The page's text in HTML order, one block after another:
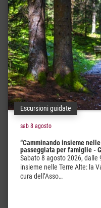
Escursioni guidate
sab 8 agosto
“Camminando insieme
passeggiata per famiglie -
Sabato 8 agosto 2026, dalle
insieme nelle Terre Alte: la
cura dell’Asso…